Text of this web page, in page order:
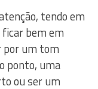
tendo em
bem em
por um tom
ponto, uma
ou ser um